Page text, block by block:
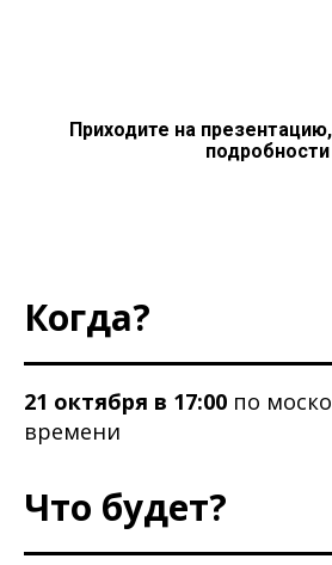
Приходите на
подробности
Когда?
21 октября в 17:00 по
времени
Что будет?